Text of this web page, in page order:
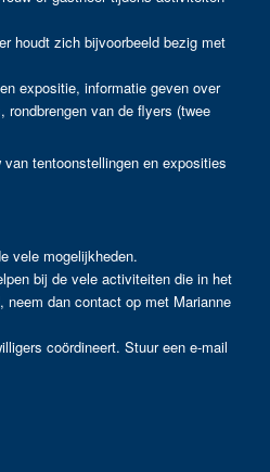
houdt zich bijvoorbeeld bezig met
expositie, informatie geven over
rondbrengen van de flyers (twee
van tentoonstellingen en exposities
vele mogelijkheden.
bij de vele activiteiten die in het
neem dan contact op met Marianne
coördineert. Stuur een e-mail